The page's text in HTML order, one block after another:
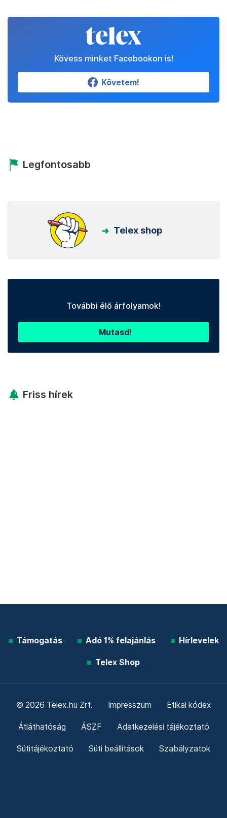
Kövess minket Facebookon is!
Követem!
Legfontosabb
Telex shop
További élő árfolyamok!
Mutasd!
Friss hírek
Támogatás Adó 1% felajánlás Hírlevelek
Telex Shop
© 2026 Telex.hu Zrt. Impresszum Etikai kódex
Átláthatóság ÁSZF Adatkezelési tájékoztató
Sütitájékoztató Süti beállítások Szabályzatok